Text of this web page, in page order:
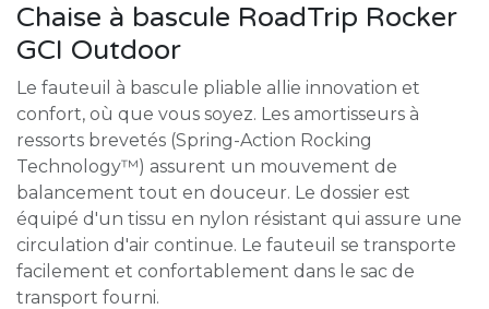
Chaise à bascule RoadTrip Rocker
GCI Outdoor
Le fauteuil à bascule pliable allie innovation et
confort, où que vous soyez. Les amortisseurs à
ressorts brevetés (Spring-Action Rocking
Technology™) assurent un mouvement de
balancement tout en douceur. Le dossier est
équipé d'un tissu en nylon résistant qui assure une
circulation d'air continue. Le fauteuil se transporte
facilement et confortablement dans le sac de
transport fourni.